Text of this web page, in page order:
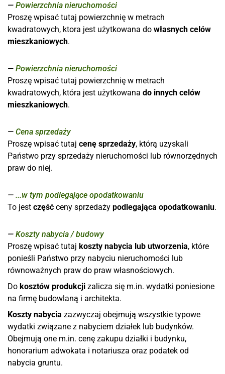
Powierzchnia nieruchomości
Proszę wpisać tutaj powierzchnię w metrach
kwadratowych, ktora jest użytkowana do własnych celów
mieszkaniowych.
Powierzchnia nieruchomości
Proszę wpisać tutaj powierzchnię w metrach
kwadratowych, która jest użytkowana do innych celów
mieszkaniowych.
Cena sprzedaży
Proszę wpisać tutaj cenę sprzedaży, którą uzyskali
Państwo przy sprzedaży nieruchomości lub równorzędnych
praw do niej.
...w tym podlegające opodatkowaniu
To jest część ceny sprzedaży podlegająca opodatkowaniu.
Koszty nabycia / budowy
Proszę wpisać tutaj koszty nabycia lub utworzenia, które
ponieśli Państwo przy nabyciu nieruchomości lub
równoważnych praw do praw własnościowych.
Do kosztów produkcji zalicza się m.in. wydatki poniesione
na firmę budowlaną i architekta.
Koszty nabycia zazwyczaj obejmują wszystkie typowe
wydatki związane z nabyciem działek lub budynków.
Obejmują one m.in. cenę zakupu działki i budynku,
honorarium adwokata i notariusza oraz podatek od
nabycia gruntu.